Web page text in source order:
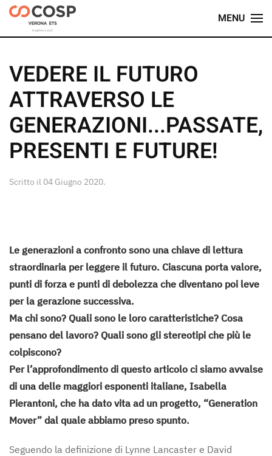
Skip
main
content
MENU
VEDERE IL FUTURO
ATTRAVERSO LE
GENERAZIONI...PASSATE,
PRESENTI E FUTURE!
Scritto il 04 Giugno 2020.
Le generazioni a confronto sono una chiave di lettura
straordinaria per leggere il futuro. Ciascuna porta valore,
punti di forza e punti di debolezza che diventano poi leve
per la gerazione successiva.
Ma chi sono? Quali sono le loro caratteristiche? Cosa
pensano del lavoro? Quali sono gli stereotipi che più le
colpiscono?
Per l’approfondimento di questo articolo ci siamo avvalse
di una delle maggiori esponenti italiane, Isabella
Pierantoni, che ha dato vita ad un progetto, “Generation
Mover” dal quale abbiamo preso spunto.
Seguendo la definizione di Lynne Lancaster e David